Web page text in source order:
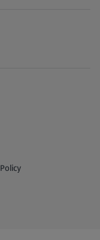
neuen Tab)